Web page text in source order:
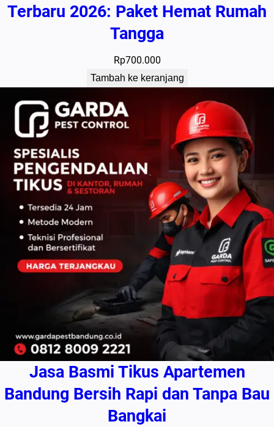
Terbaru 2026: Paket Hemat Rumah
Tangga
Rp700.000
Tambah ke keranjang
Jasa Basmi Tikus Apartemen
Bandung Bersih Rapi dan Tanpa Bau
Bangkai